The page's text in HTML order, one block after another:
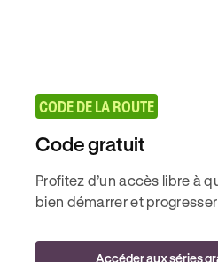
CODE DE LA ROUTE
Code gratuit
Profitez d’un accès libre à
bien démarrer et
Accéder aux séries